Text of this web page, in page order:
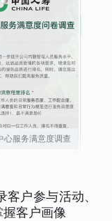
心服务满意度调查
户参与活动、
客户画像